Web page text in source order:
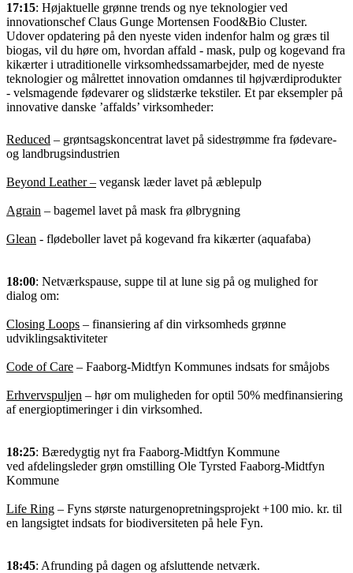
17:15: Højaktuelle grønne trends og nye teknologier ved
innovationschef Claus Gunge Mortensen Food&Bio Cluster.
Udover opdatering på den nyeste viden indenfor halm og græs til
biogas, vil du høre om, hvordan affald - mask, pulp og kogevand fra
kikærter i utraditionelle virksomhedssamarbejder, med de nyeste
teknologier og målrettet innovation omdannes til højværdiprodukter
- velsmagende fødevarer og slidstærke tekstiler. Et par eksempler på
innovative danske ’affalds’ virksomheder:
Reduced – grøntsagskoncentrat lavet på sidestrømme fra fødevare-
og landbrugsindustrien
Beyond Leather – vegansk læder lavet på æblepulp
Agrain – bagemel lavet på mask fra ølbrygning
Glean - flødeboller lavet på kogevand fra kikærter (aquafaba)
18:00: Netværkspause, suppe til at lune sig på og mulighed for
dialog om:
Closing Loops – finansiering af din virksomheds grønne
udviklingsaktiviteter
Code of Care – Faaborg-Midtfyn Kommunes indsats for småjobs
Erhvervspuljen – hør om muligheden for optil 50% medfinansiering
af energioptimeringer i din virksomhed.
18:25: Bæredygtig nyt fra Faaborg-Midtfyn Kommune
ved afdelingsleder grøn omstilling Ole Tyrsted Faaborg-Midtfyn
Kommune
Life Ring – Fyns største naturgenopretningsprojekt +100 mio. kr. til
en langsigtet indsats for biodiversiteten på hele Fyn.
18:45: Afrunding på dagen og afsluttende netværk.